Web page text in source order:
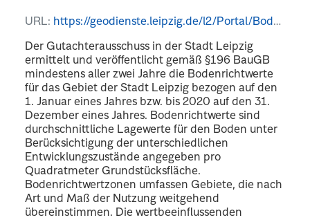
URL: https://geodienste.leipzig.de/l2/Portal/Bodenrichtwerte/MapServer/WMSServer?REQUEST=GetCapabilities&SERVICE=WMS
Der Gutachterausschuss in der Stadt Leipzig
ermittelt und veröffentlicht gemäß §196 BauGB
mindestens aller zwei Jahre die Bodenrichtwerte
für das Gebiet der Stadt Leipzig bezogen auf den
1. Januar eines Jahres bzw. bis 2020 auf den 31.
Dezember eines Jahres. Bodenrichtwerte sind
durchschnittliche Lagewerte für den Boden unter
Berücksichtigung der unterschiedlichen
Entwicklungszustände angegeben pro
Quadratmeter Grundstücksfläche.
Bodenrichtwertzonen umfassen Gebiete, die nach
Art und Maß der Nutzung weitgehend
übereinstimmen. Die wertbeeinflussenden